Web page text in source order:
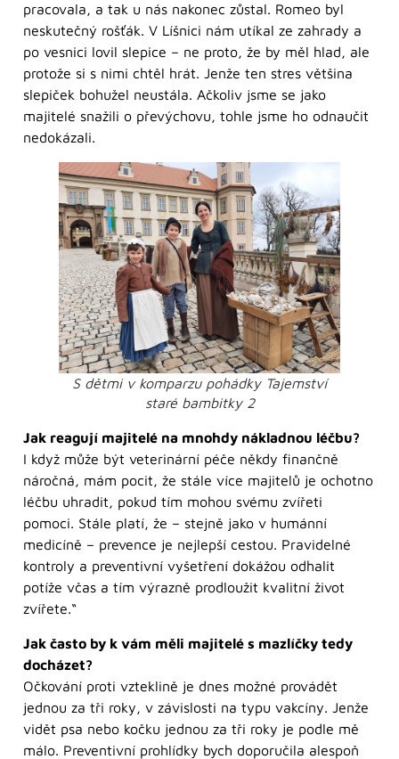
pracovala, a tak u nás nakonec zůstal. Romeo byl
neskutečný rošťák. V Líšnici nám utíkal ze zahrady a
po vesnici lovil slepice – ne proto, že by měl hlad, ale
protože si s nimi chtěl hrát. Jenže ten stres většina
slepiček bohužel neustála. Ačkoliv jsme se jako
majitelé snažili o převýchovu, tohle jsme ho odnaučit
nedokázali.
S dětmi v komparzu pohádky Tajemství
staré bambitky 2
Jak reagují majitelé na mnohdy nákladnou léčbu?
I když může být veterinární péče někdy finančně
náročná, mám pocit, že stále více majitelů je ochotno
léčbu uhradit, pokud tím mohou svému zvířeti
pomoci. Stále platí, že – stejně jako v humánní
medicíně – prevence je nejlepší cestou. Pravidelné
kontroly a preventivní vyšetření dokážou odhalit
potíže včas a tím výrazně prodloužit kvalitní život
zvířete.“
Jak často by k vám měli majitelé s mazlíčky tedy
docházet?
Očkování proti vzteklině je dnes možné provádět
jednou za tři roky, v závislosti na typu vakcíny. Jenže
vidět psa nebo kočku jednou za tři roky je podle mě
málo. Preventivní prohlídky bych doporučila alespoň